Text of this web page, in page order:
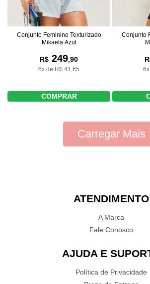
Conjunto Feminino Texturizado
Mikaela Azul
R$ 249,90
6x de R$ 41,65
COMPRAR
Conjunto
Carregar Mais
ATENDIMENTO
A Marca
Fale Conosco
AJUDA E
Política de Privacidade